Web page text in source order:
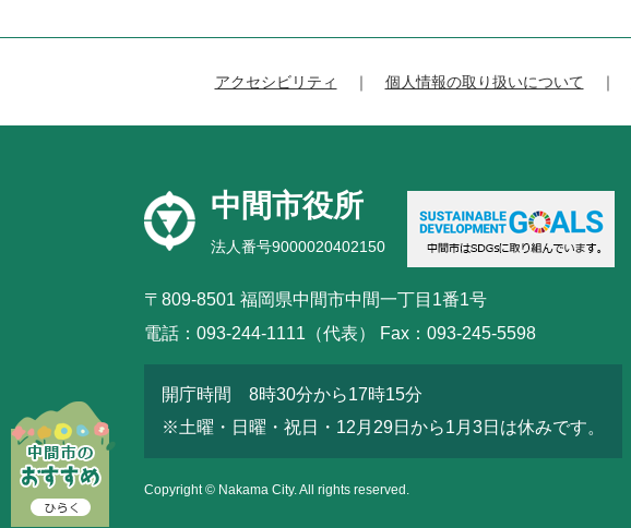
アクセシビリティ 個人情報の取り扱いについて
中間市役所
法人番号9000020402150
〒809-8501 福岡県中間市中間一丁目1番1号
電話：093-244-1111（代表） Fax：093-245-5598
開庁時間 8時30分から17時15分
※土曜・日曜・祝日・12月29日から1月3日は休みです。
Copyright © Nakama City. All rights reserved.